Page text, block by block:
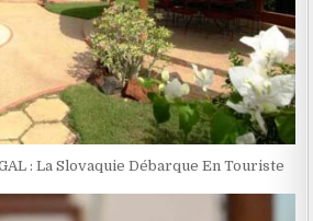
: La Slovaquie Débarque En Touriste